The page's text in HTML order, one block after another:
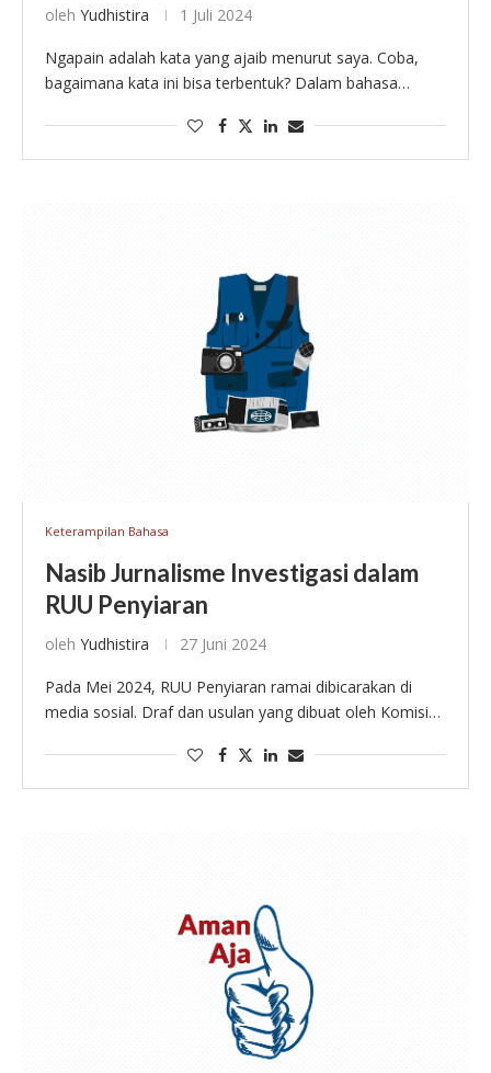
oleh Yudhistira 1 Juli 2024
Ngapain adalah kata yang ajaib menurut saya. Coba,
bagaimana kata ini bisa terbentuk? Dalam bahasa
Kata ini dipenggal dari bentuk utuhnya, yaitu mengopi. …
Keterampilan Bahasa
Nasib Jurnalisme Investigasi dalam
RUU Penyiaran
oleh Yudhistira 27 Juni 2024
Pada Mei 2024, RUU Penyiaran ramai dibicarakan di
media sosial. Draf dan usulan yang dibuat oleh Komisi
satu pasal di dalamnya membatasi …